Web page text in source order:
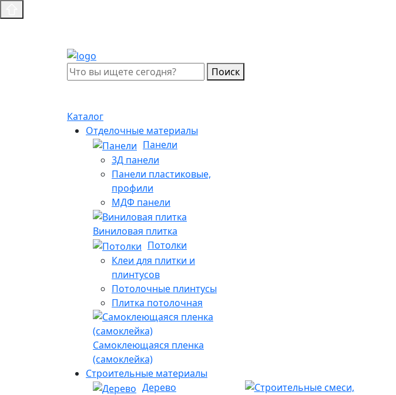
Поиск
Каталог
Отделочные материалы
Панели
3Д панели
Панели пластиковые,
профили
МДФ панели
Виниловая плитка
Потолки
Клеи для плитки и
плинтусов
Потолочные плинтусы
Плитка потолочная
Самоклеющаяся пленка
(самоклейка)
Строительные материалы
Дерево